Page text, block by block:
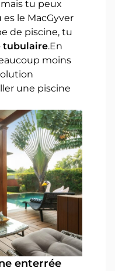
tu peux
le MacGyver
de piscine, tu
tubulaire.En
moins
une piscine
enterrée